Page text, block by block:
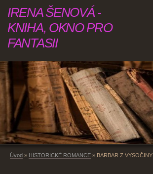
IRENA ŠENOVÁ -
KNIHA, OKNO PRO
FANTASII
Úvod » HISTORICKÉ ROMANCE » BARBAR Z VYSOČINY